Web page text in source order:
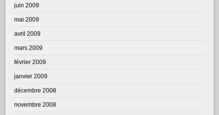
juin 2009
mai 2009
avril 2009
mars 2009
février 2009
janvier 2009
décembre 2008
novembre 2008